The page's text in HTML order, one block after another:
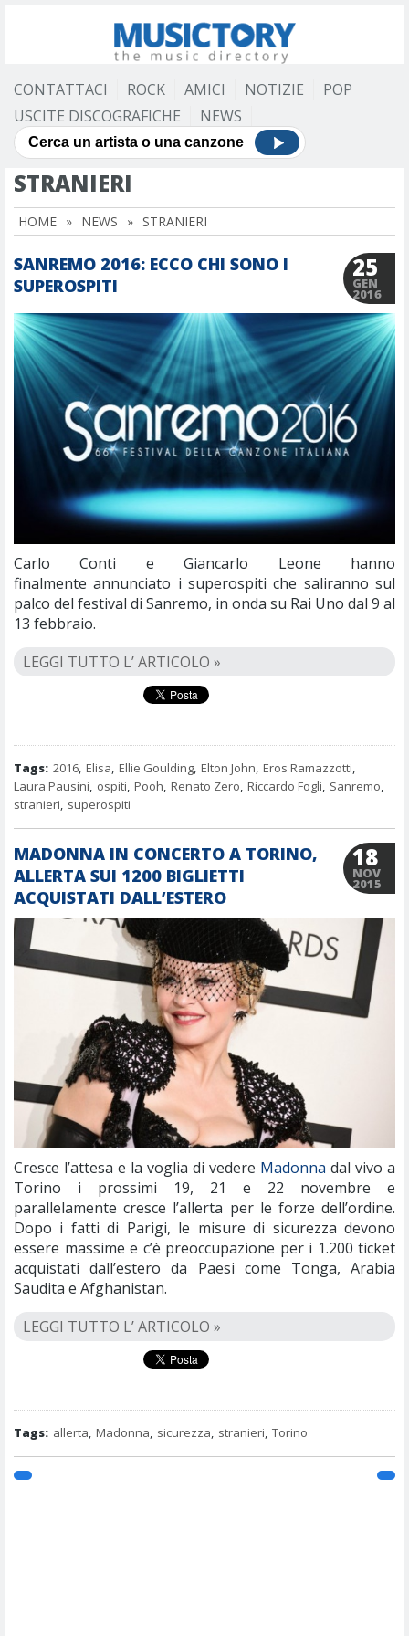
CONTATTACI ROCK AMICI NOTIZIE
POP
USCITE DISCOGRAFICHE
NEWS
STRANIERI
HOME » NEWS » STRANIERI
SANREMO 2016: ECCO CHI SONO I
SUPEROSPITI
25
GEN
2016
Carlo Conti e Giancarlo Leone hanno
finalmente annunciato i superospiti che saliranno sul
palco del festival di Sanremo, in onda su Rai Uno dal 9 al
13 febbraio.
LEGGI TUTTO L’ ARTICOLO »
Tags: 2016, Elisa, Ellie Goulding, Elton John, Eros Ramazzotti,
Laura Pausini, ospiti, Pooh, Renato Zero, Riccardo Fogli, Sanremo,
stranieri, superospiti
MADONNA IN CONCERTO A TORINO,
ALLERTA SUI 1200 BIGLIETTI
ACQUISTATI DALL’ESTERO
18
NOV
2015
Cresce l’attesa e la voglia di vedere Madonna dal vivo a
Torino i prossimi 19, 21 e 22 novembre e
parallelamente cresce l’allerta per le forze dell’ordine.
Dopo i fatti di Parigi, le misure di sicurezza devono
essere massime e c’è preoccupazione per i 1.200 ticket
acquistati dall’estero da Paesi come Tonga, Arabia
Saudita e Afghanistan.
LEGGI TUTTO L’ ARTICOLO »
Tags: allerta, Madonna, sicurezza, stranieri, Torino